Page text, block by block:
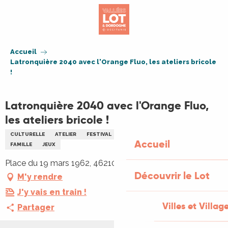
Accueil
Découvrir le Lot
Villes et
Accueil
Latronquière 2040 avec l'Orange Fluo, les ateliers bricole
!
Latronquière 2040 avec l'Orange Fluo,
les ateliers bricole !
CULTURELLE ATELIER FESTIVAL
FAMILLE
JEUX
Place du 19 mars 1962, 46210 Latronquière
M'y rendre
J'y vais en train !
Partager